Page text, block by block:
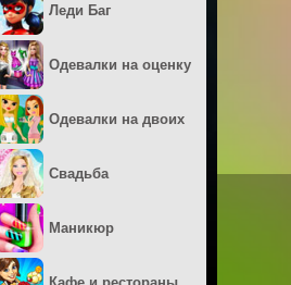
Леди Баг
Одевалки на оценку
Одевалки на двоих
Свадьба
Маникюр